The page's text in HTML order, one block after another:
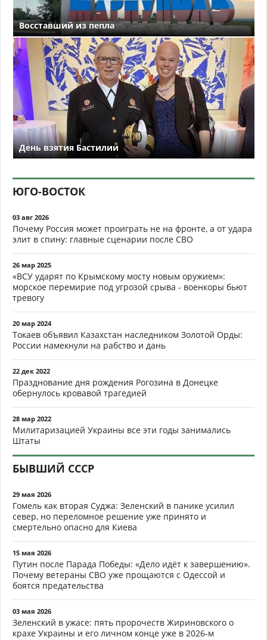
Восставший из пепла
День взятия Бастилии
ЮГО-ВОСТОК
03 авг 2026
Почему Россия может проиграть не на фронте, а от удара
элит в спину: главные сценарии после СВО
26 мар 2025
«ВСУ ударят по Крымскому мосту новым оружием»:
морское перемирие под угрозой срыва - военкоры бьют
тревогу
20 мар 2024
Токаев объявил Казахстан наследником Золотой Орды:
России намекнули на рабство и дань
22 дек 2022
Празднование дня рождения Рогозина в Донецке
обернулось кровавой трагедией
28 мар 2022
Милитаризацией Украины все эти годы занимались
Штаты
БЫВШИЙ СССР
29 мая 2026
Гомель как вторая Суджа: Зеленский в панике усилил
север, но переломное решение уже принято и
смертельно опасно для Киева
15 мая 2026
Путин после Парада Победы: «Дело идёт к завершению».
Почему ветераны СВО уже прощаются с Одессой и
боятся предательства
03 мая 2026
Зеленский в ужасе: пять пророчеств Жириновского о
крахе Украины и его личном конце уже в 2026-м